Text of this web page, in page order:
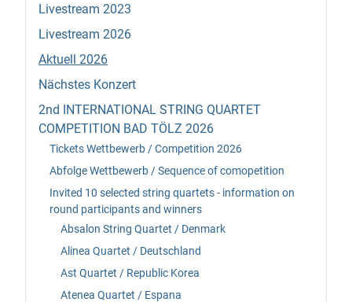
Livestream 2023
Livestream 2026
Aktuell 2026
Nächstes Konzert
2nd INTERNATIONAL STRING QUARTET
COMPETITION BAD TÖLZ 2026
Tickets Wettbewerb / Competition 2026
Abfolge Wettbewerb / Sequence of comopetition
Invited 10 selected string quartets - information on
round participants and winners
Absalon String Quartet / Denmark
Alinea Quartet / Deutschland
Ast Quartet / Republic Korea
Atenea Quartet / Espana